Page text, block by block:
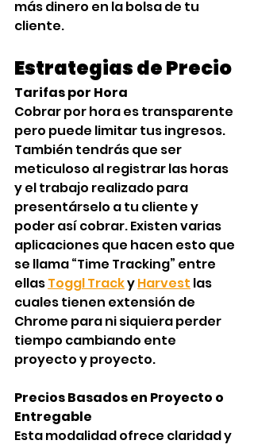
más dinero en la bolsa de tu
cliente.
Estrategias de Precio‍
Tarifas por Hora
Cobrar por hora es transparente
pero puede limitar tus ingresos.
También tendrás que ser
meticuloso al registrar las horas
y el trabajo realizado para
presentárselo a tu cliente y
poder así cobrar. Existen varias
aplicaciones que hacen esto que
se llama “Time Tracking” entre
ellas Toggl Track y Harvest las
cuales tienen extensión de
Chrome para ni siquiera perder
tiempo cambiando ente
proyecto y proyecto.
Precios Basados en Proyecto o
Entregable
Esta modalidad ofrece claridad y